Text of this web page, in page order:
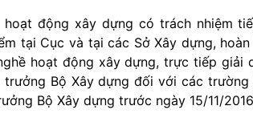
hoạt động xây dựng có trách nhiệm
tại Cục và tại các Sở Xây dựng,
hoạt động xây dựng, trực tiếp
Bộ Xây dựng đối với các
Bộ Xây dựng trước ngày 15/11/